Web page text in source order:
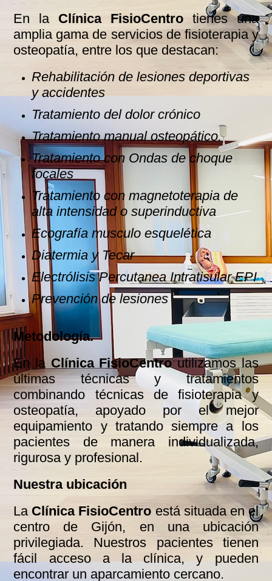
En la Clínica FisioCentrotienes una
amplia gama de servicios de fisioterapia y
osteopatía, entre los que destacan:
Rehabilitación de lesiones deportivas
y accidentes
Tratamiento del dolor crónico
Tratamiento manual osteopático.
Tratamiento con Ondas de choque
focales
Tratamiento con magnetoterapia de
alta intensidad o superinductiva
Ecografía musculo esquelética
Diatermia y Tecar
Electrólisis Percutanea Intratisular EPI
Prevención de lesiones
Metodología.
En la Clínica FisioCentroutilizamos las
últimas técnicas y tratamientos
combinando técnicas de fisioterapia y
osteopatía, apoyado por el mejor
equipamiento y tratando siempre a los
pacientes de manera individualizada,
rigurosa y profesional.
Nuestra ubicación
La Clínica FisioCentroestá situada en el
centro de Gijón, en una ubicación
privilegiada. Nuestros pacientes tienen
fácil acceso a la clínica, y pueden
encontrar un aparcamiento cercano.